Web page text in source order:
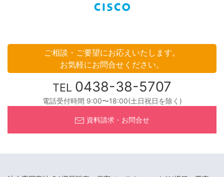
ご相談・ご要望にお応えいたします。
お気軽にお問合せください。
TEL 0438-38-5707
電話受付時間 9:00〜18:00(土日祝日を除く)
資料請求・お問合せ